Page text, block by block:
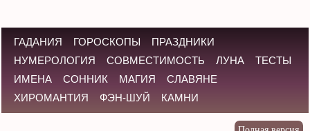
ГАДАНИЯ ГОРОСКОПЫ
ПРАЗДНИКИ
НУМЕРОЛОГИЯ
СОВМЕСТИМОСТЬ ЛУНА
ТЕСТЫ
ИМЕНА
СОННИК МАГИЯ
СЛАВЯНЕ
ХИРОМАНТИЯ
ФЭН-ШУЙ КАМНИ